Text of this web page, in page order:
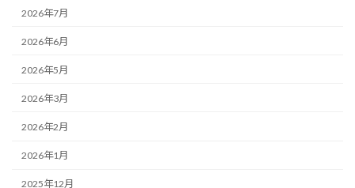
2026年7月
2026年6月
2026年5月
2026年3月
2026年2月
2026年1月
2025年12月